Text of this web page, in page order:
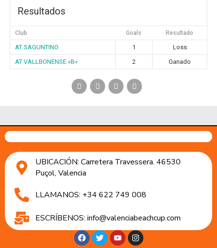
Resultados
Club Goals Resultado
AT SAGUNTINO 1
Loss
AT VALLBONENSE «B»
2 Ganado
UBICACIÓN: Carretera Travessera. 46530
Puçol, Valencia
LLAMANOS: +34 622 749 008
ESCRÍBENOS: info@valenciabeachcup.com